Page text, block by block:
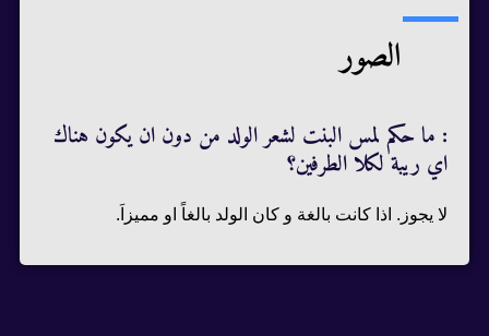
الصور
: ما حكم لمس البنت لشعر الولد من دون ان يكون هناك
اي ريبة لكلا الطرفين؟
لا يجوز. اذا كانت بالغة و كان الولد بالغاً او مميزاَ.